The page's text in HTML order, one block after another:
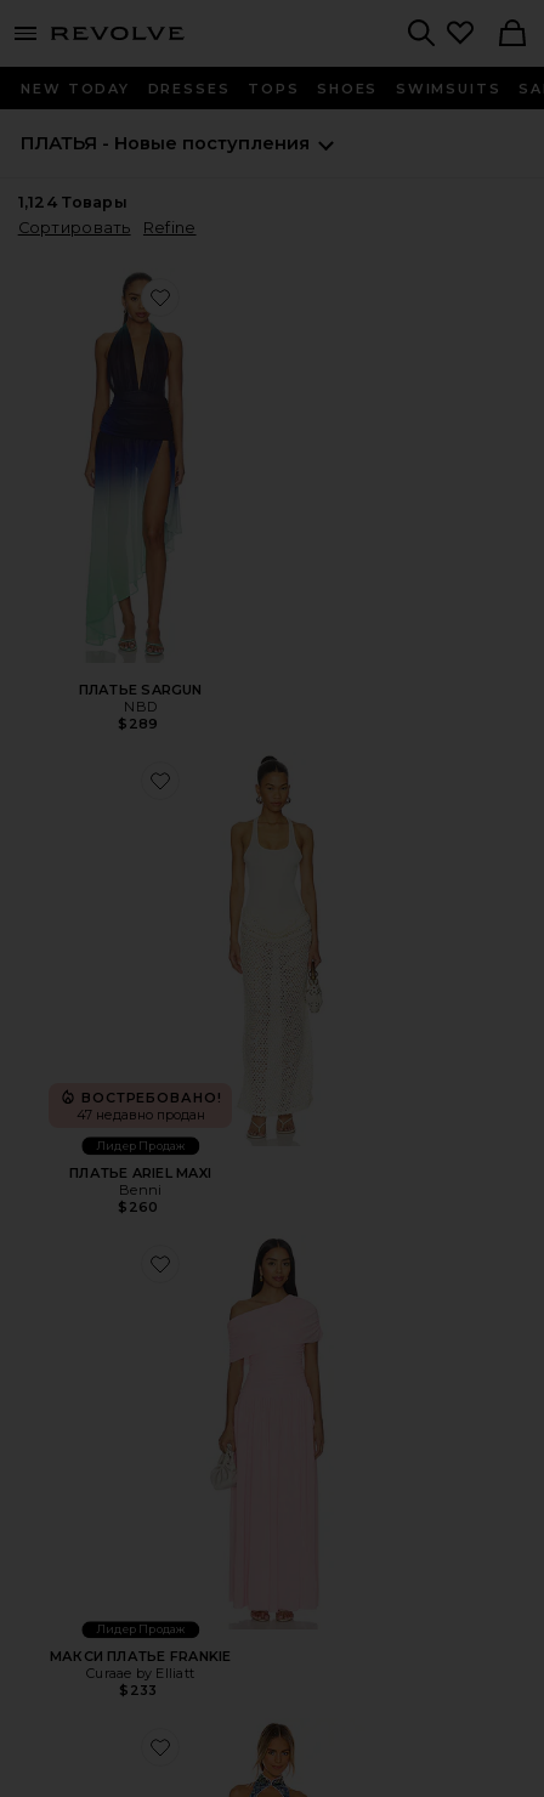
menu - shows more content
NEW TODAY DRESSES TOPS SHOES SWIMSUITS
ПЛАТЬЯ - Новые поступления
1,124 Товары
Сортировать
Refine
Favorite ПЛАТЬЕ SARGUN
ПЛАТЬЕ SARGUN
NBD
$289
Favorite ПЛАТЬЕ ARIEL MAXI
ВОСТРЕБОВАНО!
47 недавно продан
Лидер Продаж
ПЛАТЬЕ ARIEL MAXI
Benni
$260
Favorite МАКСИ ПЛАТЬЕ FRANKIE
Лидер Продаж
МАКСИ ПЛАТЬЕ FRANKIE
Curaae by Elliatt
$233
Favorite МИНИ ПЛАТЬЕ DENIM